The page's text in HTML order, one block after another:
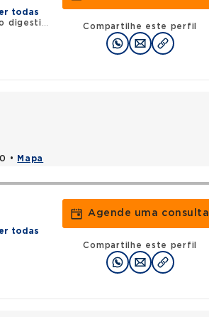
todas
RQE 116121 - Cirurgia geral
Compartilhe este perfil
• Mapa
todas
Agende uma consulta
Compartilhe este perfil